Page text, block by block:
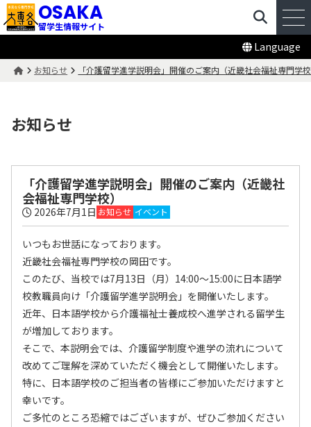
OSAKA
留学生情報サイト
Language
お知らせ 「介護留学進学説明会」開催のご案内（近畿社会福祉専門学
お知らせ
「介護留学進学説明会」開催のご案内（近畿社
会福祉専門学校）
2026年7月1日 お知らせ イベント
いつもお世話になっております。
近畿社会福祉専門学校の岡田です。
このたび、当校では7月13日（月）14:00～15:00に日本語学
校教職員向け「介護留学進学説明会」を開催いたします。
近年、日本語学校から介護福祉士養成校へ進学される留学生
が増加しております。
そこで、本説明会では、介護留学制度や進学の流れについて
改めてご理解を深めていただく機会として開催いたします。
特に、日本語学校のご担当者の皆様にご参加いただけますと
幸いです。
ご多忙のところ恐縮ではございますが、ぜひご参加ください